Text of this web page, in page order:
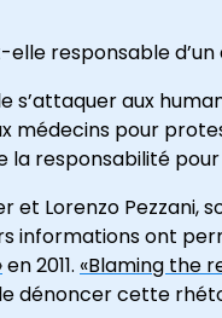
responsable d’un
s’attaquer aux
médecins pour
la responsabilité
et Lorenzo
informations ont
en 2011. «Blaming the
dénoncer cette